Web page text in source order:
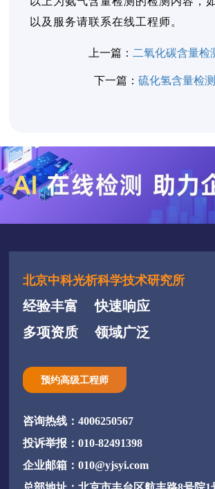
以及服务请联系在线工程师。
上一篇： 二氧化碳含量检
下一篇： 硫化氢含量检测
北京中科光析科学技术研究所
经验丰富
快速响应
多项资质
领域广泛
预约高级工程师
咨询热线：4006250567
投诉举报：010-82491398
企业邮箱：010@yjsyi.com